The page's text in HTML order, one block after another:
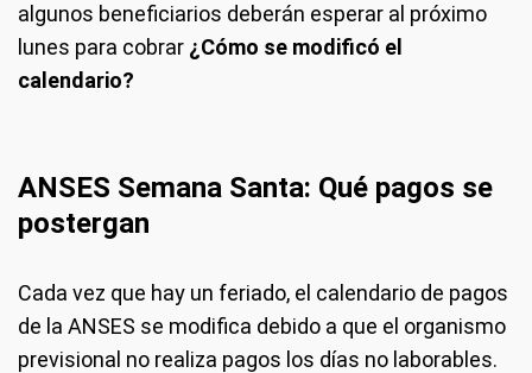
algunos beneficiarios deberán esperar al próximo
lunes para cobrar ¿Cómo se modificó el
calendario?
ANSES Semana Santa: Qué pagos se
postergan
Cada vez que hay un feriado, el calendario de pagos
de la ANSES se modifica debido a que el organismo
previsional no realiza pagos los días no laborables.